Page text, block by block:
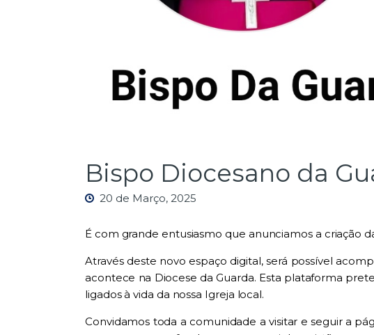
Bispo Diocesano da
20 de Março, 2025
É com grande entusiasmo que anunciamos a criação
Através deste novo espaço digital, será possível
acontece na Diocese da Guarda. Esta plataforma
ligados à vida da nossa Igreja local.
Convidamos toda a comunidade a visitar e seguir a